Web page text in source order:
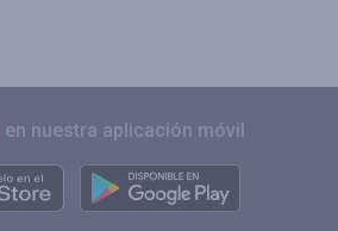
en nuestra aplicación móvil